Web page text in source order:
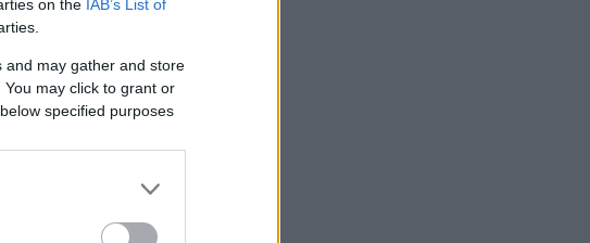
on the IAB’s List of
and may gather and store
may click to grant or
specified purposes
på sprinten, 18.
parstafetten i VM i